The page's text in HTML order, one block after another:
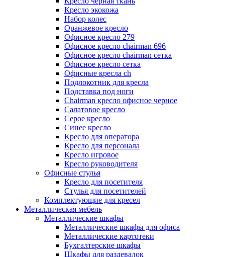
Кресло экокожа
Набор колес
Оранжевое кресло
Офисное кресло 279
Офисное кресло chairman 696
Офисное кресло chairman сетка
Офисное кресло сетка
Офисные кресла ch
Подлокотник для кресла
Подставка под ноги
Сhairman кресло офисное черное
Салатовое кресло
Серое кресло
Синее кресло
Кресло для оператора
Кресло для персонала
Кресло игровое
Кресло руководителя
Офисные стулья
Кресло для посетителя
Стулья для посетителей
Комплектующие для кресел
Металлическая мебель
Металлические шкафы
Металлические шкафы для офиса
Металлические картотеки
Бухгалтерские шкафы
Шкафы для раздевалок